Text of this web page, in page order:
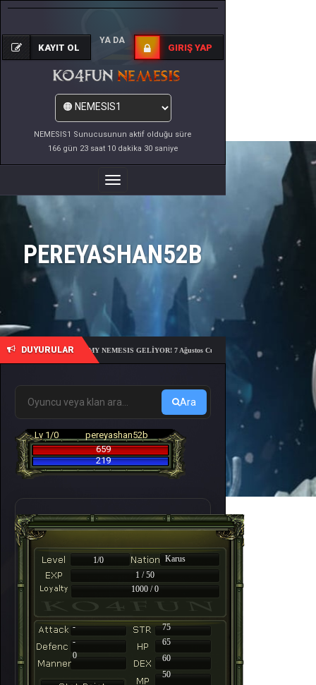
NEMESIS1 Sunucusunun aktif olduğu süre
166 gün 23 saat 10 dakika 30 saniye
KAYIT OL
YA DA
GIRIŞ YAP
Menüyü
Değiştir
PEREYASHAN52B
DUYURULAR
🎓 6. ACADEMY NEMESIS GELİYOR! 7 Ağustos Cuma 21:00'da sunucu açılıyor – 10
Ara
Lv 1/0
pereyashan52b
659
219
1/0
Karus
1 / 50
1000 / 0
-
75
-
65
60
50
0